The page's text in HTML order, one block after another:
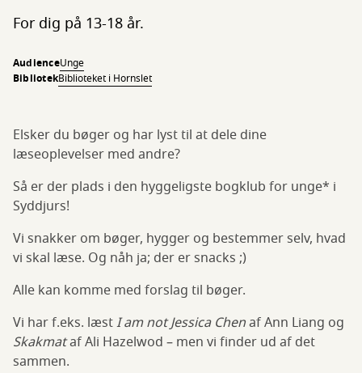
For dig på 13-18 år.
AudienceUnge
BibliotekBiblioteket i Hornslet
Elsker du bøger og har lyst til at dele dine
læseoplevelser med andre?
Så er der plads i den hyggeligste bogklub for unge* i
Syddjurs!
Vi snakker om bøger, hygger og bestemmer selv, hvad
vi skal læse. Og nåh ja; der er snacks ;)
Alle kan komme med forslag til bøger.
Vi har f.eks. læstI am not Jessica Chenaf Ann Liang og
Skakmataf Ali Hazelwod – men vi finder ud af det
sammen.